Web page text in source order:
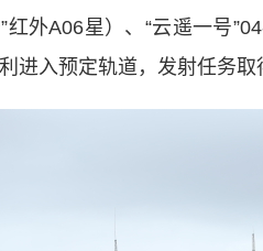
红外A06星）、“云遥一号
进入预定轨道，发射任务取